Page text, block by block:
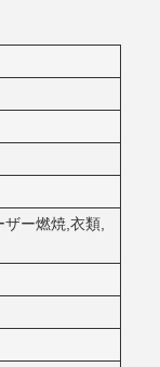
ー燃焼,衣類,